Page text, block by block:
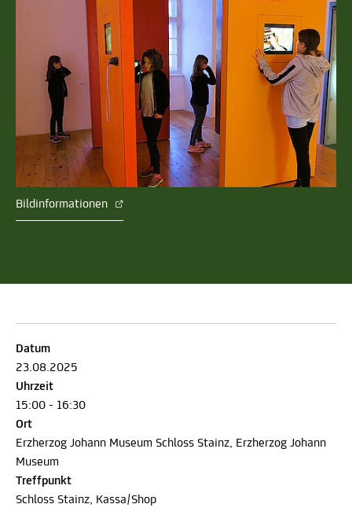
Bildinformationen
Datum
23.08.2025
Uhrzeit
15:00 - 16:30
Ort
Erzherzog Johann Museum Schloss Stainz, Erzherzog Johann
Museum
Treffpunkt
Schloss Stainz, Kassa/Shop